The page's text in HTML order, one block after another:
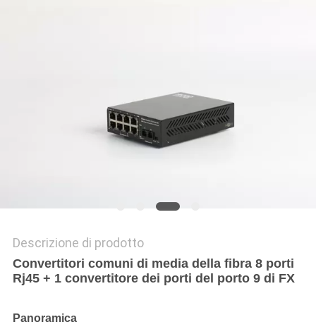
Descrizione di prodotto
Convertitori comuni di media della fibra 8 porti
Rj45 + 1 convertitore dei porti del porto 9 di FX
Panoramica